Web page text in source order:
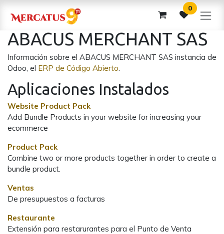
0
ABACUS MERCHANT SAS
Información sobre el ABACUS MERCHANT SAS instancia de
Odoo, el ERP de Código Abierto.
Aplicaciones Instalados
Website Product Pack
Add Bundle Products in your website for increasing your
ecommerce
Product Pack
Combine two or more products together in order to create a
bundle product.
Ventas
De presupuestos a facturas
Restaurante
Extensión para restarurantes para el Punto de Venta